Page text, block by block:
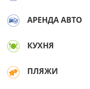
АРЕНДА АВТО
КУХНЯ
ПЛЯЖИ